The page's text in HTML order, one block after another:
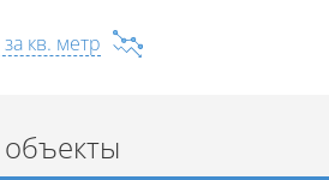
тут: www.instagram.com/
вопросы, предоставим всю
кв. метр